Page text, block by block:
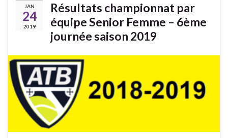
JAN
24
2019
Résultats championnat par
équipe Senior Femme – 6ème
journée saison 2019